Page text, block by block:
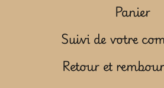
Panier
Suivi de votre
Retour et